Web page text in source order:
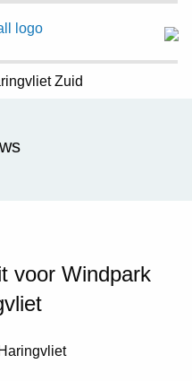
Zuid
voor Windpark